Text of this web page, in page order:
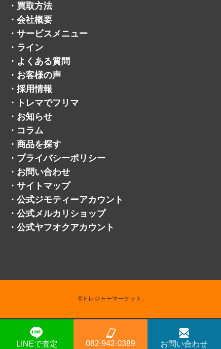
・ 買取方法
・ 会社概要
・ サービスメニュー
・ ライン
・ よくある質問
・ お客様の声
・ 採用情報
・
トレマでフリマ
・ お知らせ
・ コラム
・ 商品を探す
・ プライバシーポリシー
・ お問い合わせ
・ サイトマップ
・ 公式ジモティーアカウント
・ 公式メルカリショップ
・ 公式ヤフオクアカウント
©トレジャーマーケット.
LINEで査定 082-942-0389 お問い合わせ